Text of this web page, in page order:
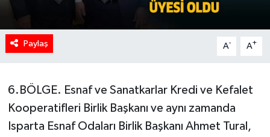
Paylaş A- A+
6.BÖLGE. Esnaf ve Sanatkarlar Kredi ve Kefalet
Kooperatifleri Birlik Başkanı ve aynı zamanda
Isparta Esnaf Odaları Birlik Başkanı Ahmet Tural,